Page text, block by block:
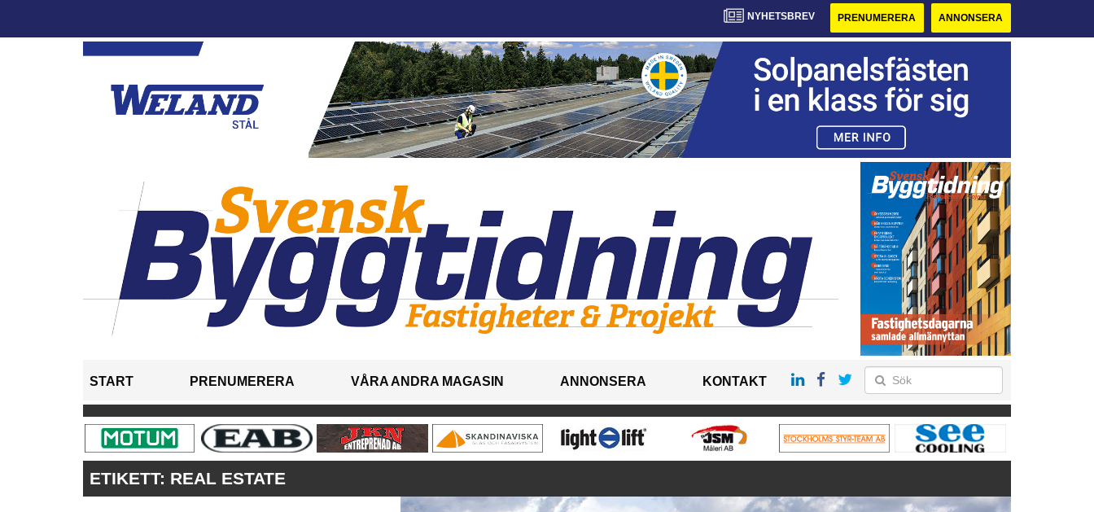
NYHETSBREV PRENUMERERA ANNONSERA
START PRENUMERERA VÅRA ANDRA MAGASIN ANNONSERA KONTAKT
ETIKETT: REAL ESTATE